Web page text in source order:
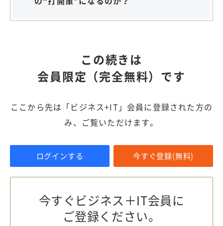
この続きは
会員限定（完全無料）です
ここから先は「ビジネス+IT」会員に登録された方の
み、ご覧いただけます。
ログインする 今すぐ登録(無料)
今すぐビジネス＋IT会員に
ご登録ください。